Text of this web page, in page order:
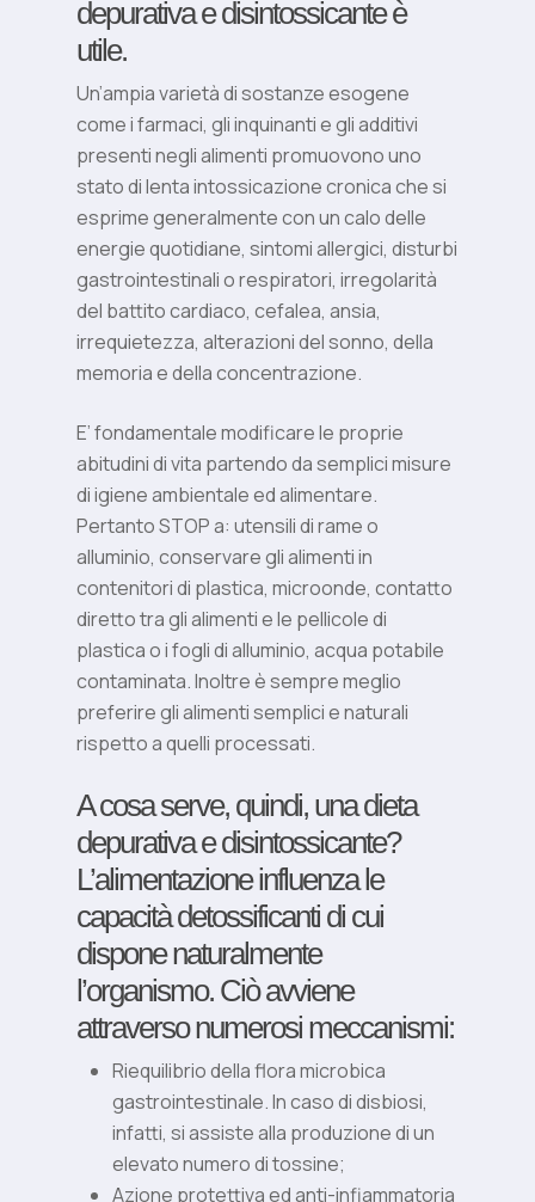
depurativa e disintossicante è
utile.
Un’ampia varietà di sostanze esogene
come i farmaci, gli inquinanti e gli additivi
presenti negli alimenti promuovono uno
stato di lenta intossicazione cronica che si
esprime generalmente con un calo delle
energie quotidiane, sintomi allergici, disturbi
gastrointestinali o respiratori, irregolarità
del battito cardiaco, cefalea, ansia,
irrequietezza, alterazioni del sonno, della
memoria e della concentrazione.
E’ fondamentale modificare le proprie
abitudini di vita partendo da semplici misure
di igiene ambientale ed alimentare.
Pertanto STOP a: utensili di rame o
alluminio, conservare gli alimenti in
contenitori di plastica, microonde, contatto
diretto tra gli alimenti e le pellicole di
plastica o i fogli di alluminio, acqua potabile
contaminata. Inoltre è sempre meglio
preferire gli alimenti semplici e naturali
rispetto a quelli processati.
A cosa serve, quindi, una dieta
depurativa e disintossicante?
L’alimentazione influenza le
capacità detossificanti di cui
dispone naturalmente
l’organismo. Ciò avviene
attraverso numerosi meccanismi:
Riequilibrio della flora microbica
gastrointestinale. In caso di disbiosi,
infatti, si assiste alla produzione di un
elevato numero di tossine;
Azione protettiva ed anti-infiammatoria